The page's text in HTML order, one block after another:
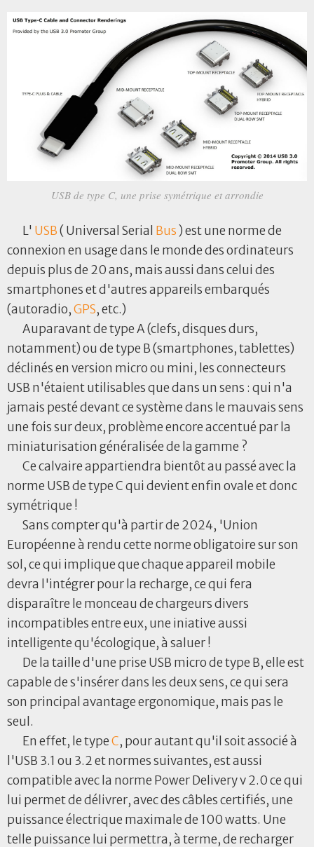
USB de type C, une prise symétrique et arrondie
L' USB( Universal Serial Bus ) est une norme de
connexion en usage dans le monde des ordinateurs
depuis plus de 20 ans, mais aussi dans celui des
smartphones et d'autres appareils embarqués
(autoradio,GPS, etc.)
Auparavant de type A (clefs, disques durs,
notamment) ou de type B (smartphones, tablettes)
déclinés en version micro ou mini, les connecteurs
USB n'étaient utilisables que dans un sens : qui n'a
jamais pesté devant ce système dans le mauvais sens
une fois sur deux, problème encore accentué par la
miniaturisation généralisée de la gamme ?
Ce calvaire appartiendra bientôt au passé avec la
norme USB de type C qui devient enfin ovale et donc
symétrique !
Sans compter qu'à partir de 2024, 'Union
Européenne à rendu cette norme obligatoire sur son
sol, ce qui implique que chaque appareil mobile
devra l'intégrer pour la recharge, ce qui fera
disparaître le monceau de chargeurs divers
incompatibles entre eux, une iniative aussi
intelligente qu'écologique, à saluer !
De la taille d'une prise USB micro de type B, elle est
capable de s'insérer dans les deux sens, ce qui sera
son principal avantage ergonomique, mais pas le
seul.
En effet, le typeC, pour autant qu'il soit associé à
l'USB 3.1 ou 3.2 et normes suivantes, est aussi
compatible avec la norme Power Delivery v 2.0 ce qui
lui permet de délivrer, avec des câbles certifiés, une
puissance électrique maximale de 100 watts. Une
telle puissance lui permettra, à terme, de recharger